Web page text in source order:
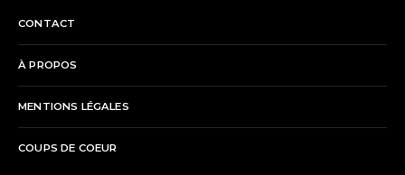
CONTACT
À PROPOS
MENTIONS LÉGALES
COUPS DE COEUR